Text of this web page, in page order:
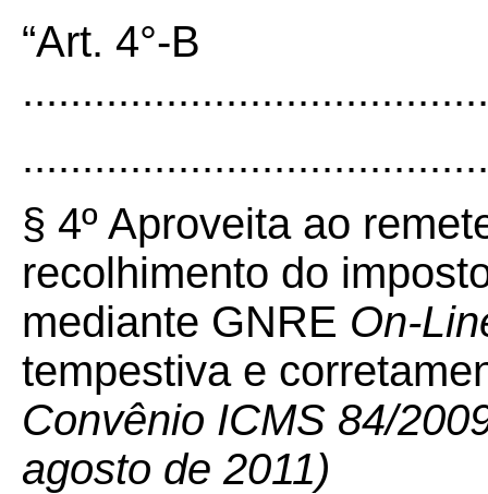
“Art. 4°-B
§ 4º Aproveita ao
recolhimento do
mediante GNRE On-
tempestiva e
Convênio ICMS 84/
agosto de 2011)